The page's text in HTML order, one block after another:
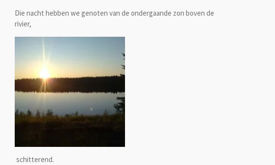
Die nacht hebben we genoten van de ondergaande zon boven de
rivier,
schitterend.